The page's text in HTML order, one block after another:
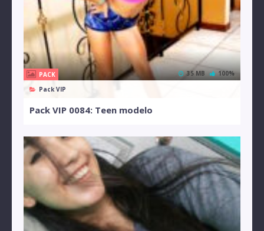
PACK
Pack VIP
35 MB 100%
Pack VIP 0084: Teen modelo